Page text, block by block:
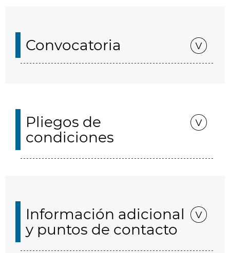
Convocatoria
Pliegos de
condiciones
Información adicional
y puntos de contacto